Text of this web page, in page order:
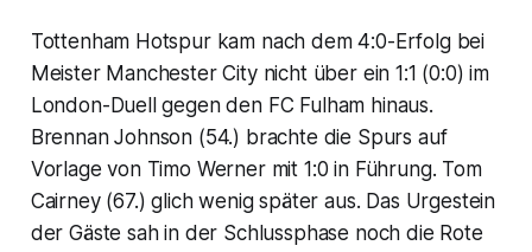
Tottenham Hotspur kam nach dem 4:0-Erfolg bei
Meister Manchester City nicht über ein 1:1 (0:0) im
London-Duell gegen den FC Fulham hinaus.
Brennan Johnson (54.) brachte die Spurs auf
Vorlage von Timo Werner mit 1:0 in Führung. Tom
Cairney (67.) glich wenig später aus. Das Urgestein
der Gäste sah in der Schlussphase noch die Rote